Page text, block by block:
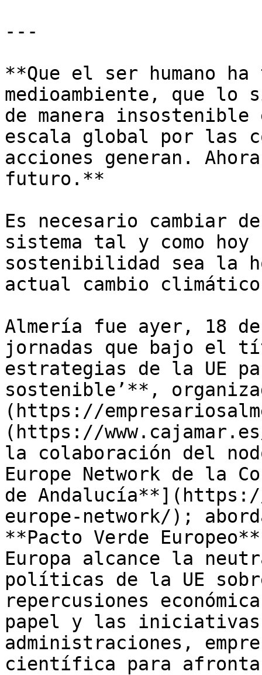
---
**Que el ser humano
medioambiente, que lo
de manera
escala global por las
acciones generan.
futuro.**
Es necesario cambiar
sistema tal y como
sostenibilidad sea la
actual cambio
Almería fue ayer, 18
jornadas que bajo el
estrategias de la UE
sostenible’**,
(https://
(https://
la colaboración del
Europe Network de la
de
europe-network/);
**Pacto Verde
Europa alcance la
políticas de la UE
repercusiones
papel y las iniciativas
administraciones,
científica para